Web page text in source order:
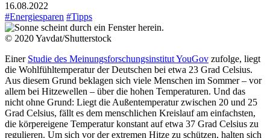
16.08.2022
#Energiesparen #Tipps
© 2020 Yavdat/Shutterstock
Einer Studie des Meinungsforschungsinstitut YouGov zufolge, liegt
die Wohlfühltemperatur der Deutschen bei etwa 23 Grad Celsius.
Aus diesem Grund beklagen sich viele Menschen im Sommer – vor
allem bei Hitzewellen – über die hohen Temperaturen. Und das
nicht ohne Grund: Liegt die Außentemperatur zwischen 20 und 25
Grad Celsius, fällt es dem menschlichen Kreislauf am einfachsten,
die körpereigene Temperatur konstant auf etwa 37 Grad Celsius zu
regulieren. Um sich vor der extremen Hitze zu schützen, halten sich